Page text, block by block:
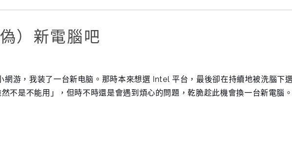
）新電腦吧
網游，我装了一台新电脑。那時本來想選 Intel 平台，最後卻在持續地被洗腦下
不是不能用」，但時不時還是會遇到煩心的問題，乾脆趁此機會換一台新電腦